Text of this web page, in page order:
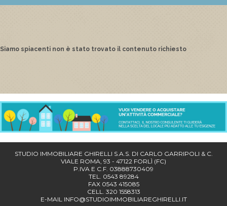
Siamo spiacenti non è stato trovato il contenuto richiesto
STUDIO IMMOBILIARE GHIRELLI S.A.S. DI CARLO GARRIPOLI & C.
VIALE ROMA, 93 - 47122 FORLÌ (FC)
P.IVA E C.F. 03888730409
TEL. 0543 89284
FAX 0543 415085
CELL. 320 1558313
E-MAIL INFO@STUDIOIMMOBILIAREGHIRELLI.IT